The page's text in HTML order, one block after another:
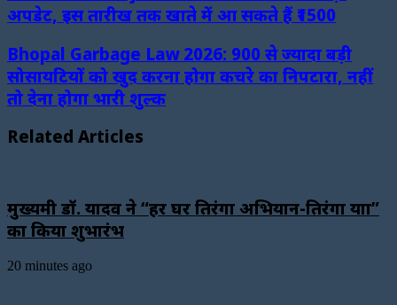
अपडेट, इस तारीख तक खाते में आ सकते हैं ₹1500
Bhopal Garbage Law 2026: 900 से ज्यादा बड़ी
सोसायटियों को खुद करना होगा कचरे का निपटारा, नहीं
तो देना होगा भारी शुल्क
Related Articles
मुख्यमंत्री डॉ. यादव ने “हर घर तिरंगा अभियान-तिरंगा यात्रा”
का किया शुभारंभ
20 minutes ago